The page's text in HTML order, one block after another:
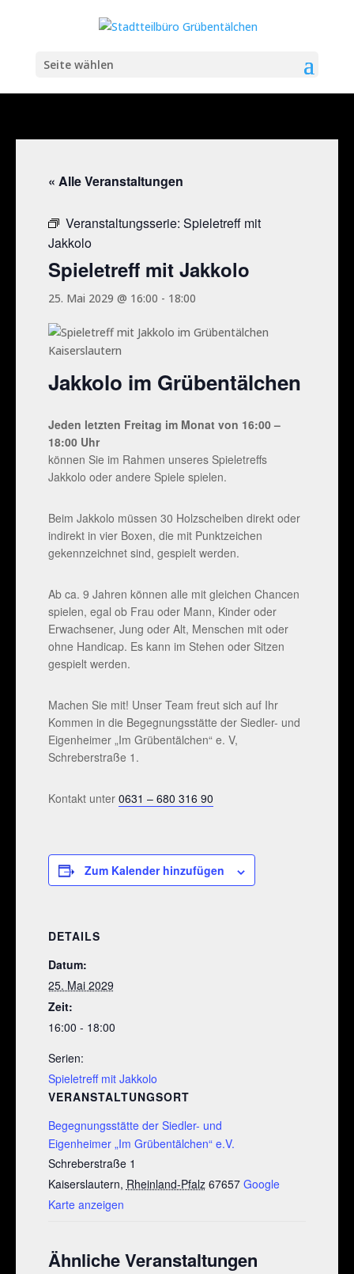
Seite wählen
« Alle Veranstaltungen
Veranstaltungsserie: Spieletreff mit
Jakkolo
Spieletreff mit Jakkolo
25. Mai 2029 @ 16:00 - 18:00
Jakkolo im Grübentälchen
Jeden letzten Freitag im Monat von 16:00 –
18:00 Uhr
können Sie im Rahmen unseres Spieletreffs
Jakkolo oder andere Spiele spielen.
Beim Jakkolo müssen 30 Holzscheiben direkt oder
indirekt in vier Boxen, die mit Punktzeichen
gekennzeichnet sind, gespielt werden.
Ab ca. 9 Jahren können alle mit gleichen Chancen
spielen, egal ob Frau oder Mann, Kinder oder
Erwachsener, Jung oder Alt, Menschen mit oder
ohne Handicap. Es kann im Stehen oder Sitzen
gespielt werden.
Machen Sie mit! Unser Team freut sich auf Ihr
Kommen in die Begegnungsstätte der Siedler- und
Eigenheimer „Im Grübentälchen“ e. V,
Schreberstraße 1.
Kontakt unter 0631 – 680 316 90
Zum Kalender hinzufügen
DETAILS
Datum:
25. Mai 2029
Zeit:
16:00 - 18:00
Serien:
Spieletreff mit Jakkolo
VERANSTALTUNGSORT
Begegnungsstätte der Siedler- und
Eigenheimer „Im Grübentälchen“ e.V.
Schreberstraße 1
Kaiserslautern, Rheinland-Pfalz 67657 Google
Karte anzeigen
Ähnliche Veranstaltungen